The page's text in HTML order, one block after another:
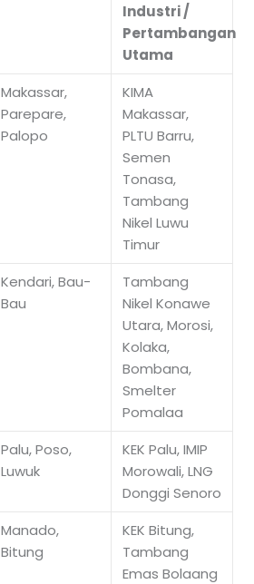
Industri /
Pertambangan
Utama
Makassar,
Parepare,
Palopo
KIMA
Makassar,
PLTU Barru,
Semen
Tonasa,
Tambang
Nikel Luwu
Timur
Kendari, Bau-
Bau
Tambang
Nikel Konawe
Utara, Morosi,
Kolaka,
Bombana,
Smelter
Pomalaa
Palu, Poso,
Luwuk
KEK Palu, IMIP
Morowali, LNG
Donggi Senoro
Manado,
Bitung
KEK Bitung,
Tambang
Emas Bolaang